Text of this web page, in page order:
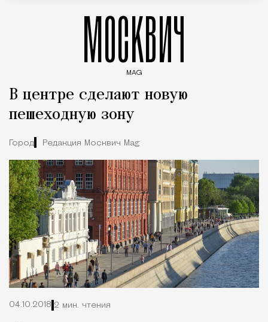
МОСКВИЧ
MAG
В центре сделают новую
пешеходную зону
Город Редакция Москвич Mag
04.10.2018 2 мин. чтения